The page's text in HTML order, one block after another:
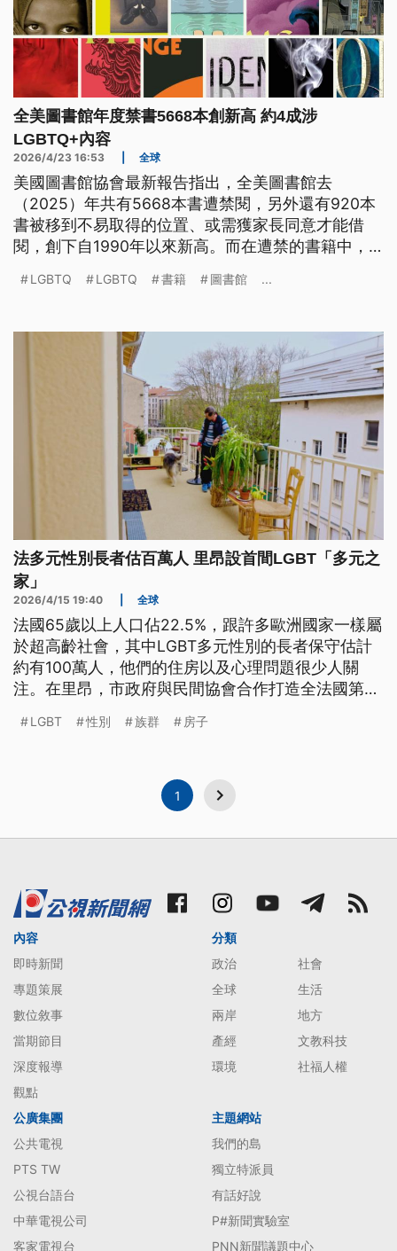
全美圖書館年度禁書5668本創新高 約4成涉
LGBTQ+內容
2026/4/23 16:53 全球
美國圖書館協會最新報告指出，全美圖書館去
（2025）年共有5668本書遭禁閱，另外還有920本
書被移到不易取得的位置、或需獲家長同意才能借
閱，創下自1990年以來新高。而在遭禁的書籍中，
LGBTQ LGBTQ 書籍 圖書館 ...
法多元性別長者估百萬人 里昂設首間LGBT「多元之
家」
2026/4/15 19:40 全球
法國65歲以上人口佔22.5%，跟許多歐洲國家一樣屬
於超高齡社會，其中LGBT多元性別的長者保守估計
約有100萬人，他們的住房以及心理問題很少人關
注。在里昂，市政府與民間協會合作打造全法國第一
LGBT 性別 族群 房子
1
內容
即時新聞
專題策展
數位敘事
當期節目
深度報導
觀點
分類
政治
社會
全球
生活
兩岸
地方
產經
文教科技
環境
社福人權
公廣集團
公共電視
PTS TW
公視台語台
中華電視公司
客家電視台
主題網站
我們的島
獨立特派員
有話好說
P#新聞實驗室
PNN新聞議題中心